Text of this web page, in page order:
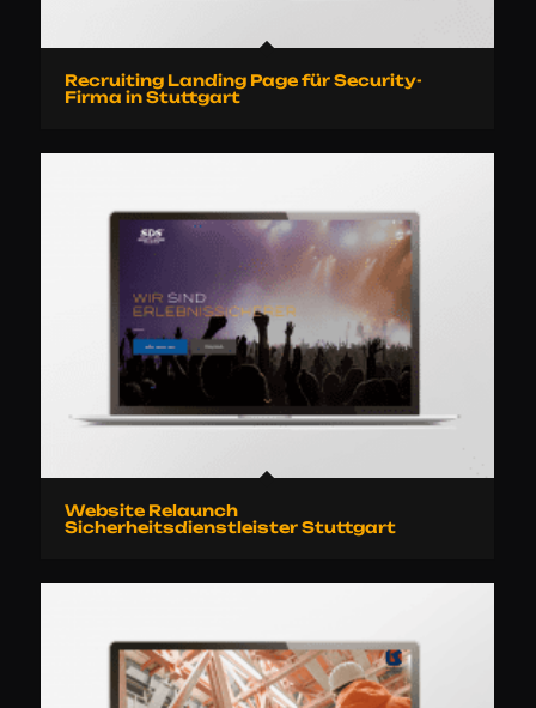
Recruiting Landing Page für Security-
Firma in Stuttgart
Website Relaunch
Sicherheitsdienstleister Stuttgart